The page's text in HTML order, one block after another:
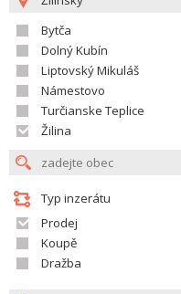
Bytča
Dolný Kubín
Liptovský Mikuláš
Námestovo
Turčianske Teplice
Žilina
Typ inzerátu
Prodej
Koupě
Dražba